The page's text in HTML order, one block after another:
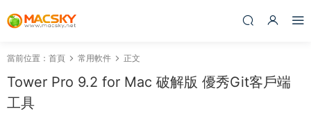
當前位置： 首頁 常用軟件 正文
Tower Pro 9.2 for Mac 破解版 優秀Git客戶端
工具